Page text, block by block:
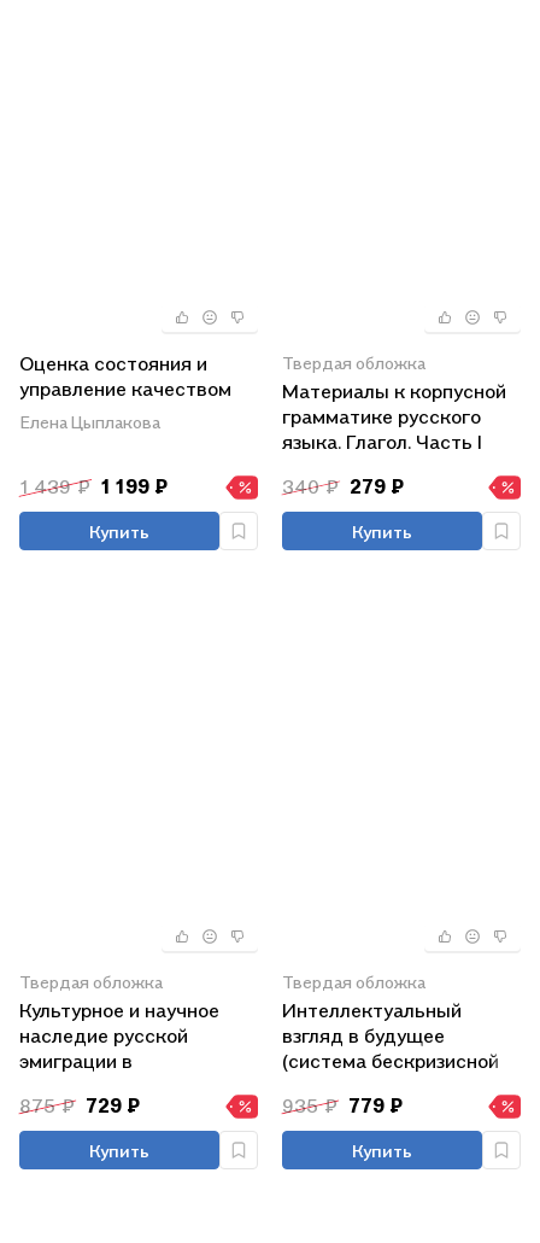
Оценка состояния и
управление качеством
атмосферно
Елена Цыплакова
1 439 ₽ 1 199 ₽
Купить
Твердая обложка
Материалы к корпусной
грамматике русского
языка. Глагол. Часть I
340 ₽ 279 ₽
Купить
Твердая обложка
Культурное и научное
наследие русской
эмиграции в
республике: документы и
материалы
875 ₽ 729 ₽
Купить
Твердая обложка
Интеллектуальный
взгляд в будущее
(система бескризисной
синергетийной деятельн
935 ₽ 779 ₽
Купить